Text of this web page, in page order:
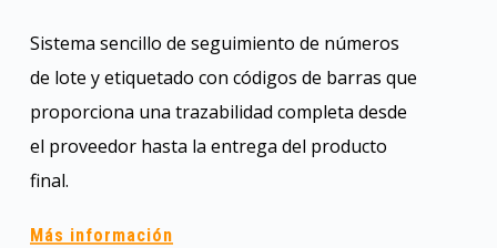
Sistema sencillo de seguimiento de números
de lote y etiquetado con códigos de barras que
proporciona una trazabilidad completa desde
el proveedor hasta la entrega del producto
final.
Más información